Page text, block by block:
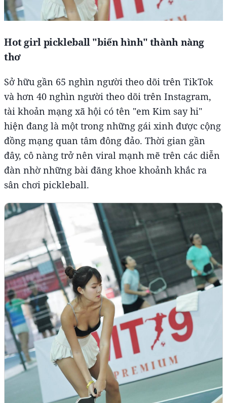
Hot girl pickleball "biến hình" thành nàng
thơ
Sở hữu gần 65 nghìn người theo dõi trên TikTok
và hơn 40 nghìn người theo dõi trên Instagram,
tài khoản mạng xã hội có tên "em Kim say hi"
hiện đang là một trong những gái xinh được cộng
đồng mạng quan tâm đông đảo. Thời gian gần
đây, cô nàng trở nên viral mạnh mẽ trên các diễn
đàn nhờ những bài đăng khoe khoảnh khắc ra
sân chơi pickleball.